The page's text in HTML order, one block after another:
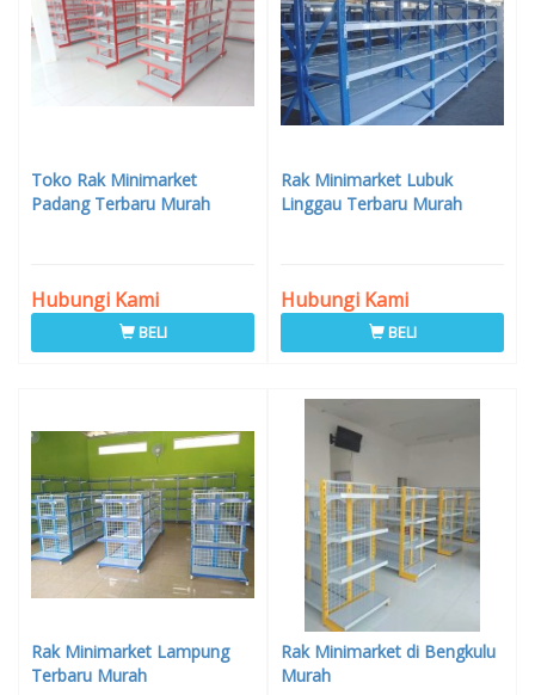
Toko Rak Minimarket
Padang Terbaru Murah
Hubungi Kami
BELI
Rak Minimarket Lubuk
Linggau Terbaru Murah
Hubungi Kami
BELI
Rak Minimarket Lampung
Terbaru Murah
Rak Minimarket di Bengkulu
Murah